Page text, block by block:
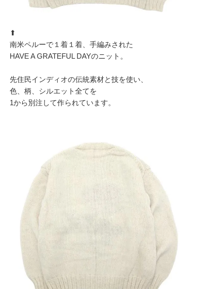
⬆︎
南米ペルーで１着１着、手編みされた
HAVE A GRATEFUL DAYのニット。
先住民インディオの伝統素材と技を使い、
色、柄、シルエット全てを
1から別注して作られています。